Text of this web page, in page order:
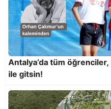
Antalya’da tüm
ile gitsin!